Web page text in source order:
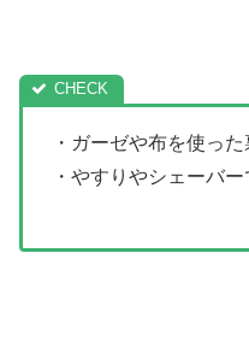
・ガーゼや布を使っ
・やすりやシェーバ